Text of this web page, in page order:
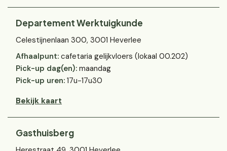
Departement Werktuigkunde
Celestijnenlaan 300, 3001 Heverlee
Afhaalpunt: cafetaria gelijkvloers (lokaal 00.202)
Pick-up dag(en): maandag
Pick-up uren: 17u-17u30
Bekijk kaart
Gasthuisberg